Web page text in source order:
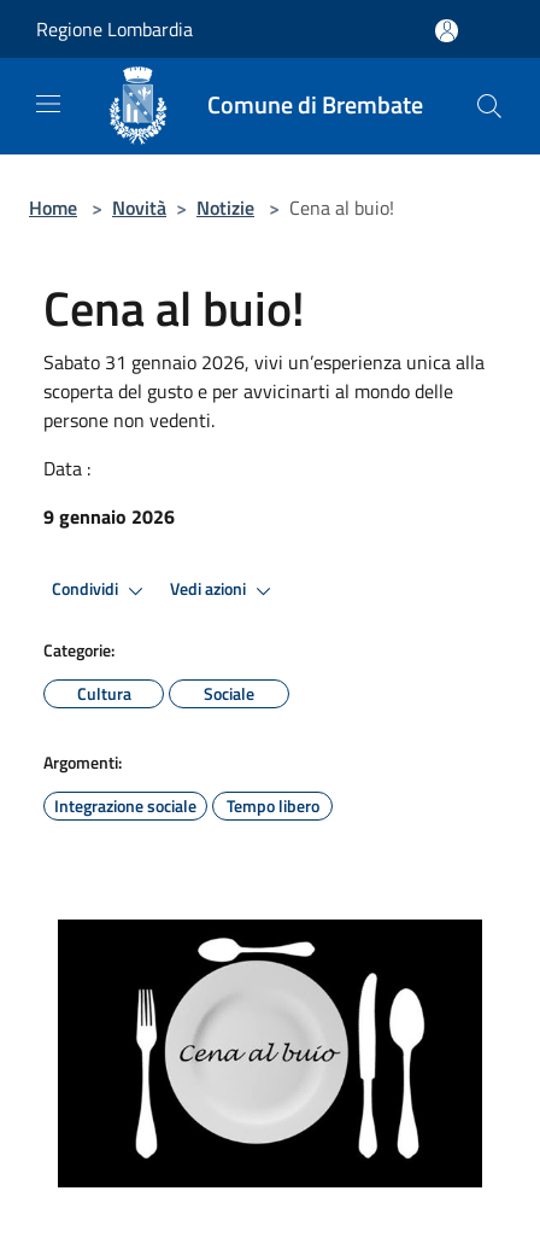
Regione Lombardia
Comune di Brembate
Home > Novità > Notizie > Cena al buio!
Cena al buio!
Sabato 31 gennaio 2026, vivi un’esperienza unica alla
scoperta del gusto e per avvicinarti al mondo delle
persone non vedenti.
Data :
9 gennaio 2026
Condividi Vedi azioni
Categorie:
Cultura
Sociale
Argomenti:
Integrazione sociale
Tempo libero